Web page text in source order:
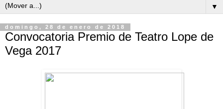
▼
domingo, 28 de enero de 2018
Convocatoria Premio de Teatro Lope de
Vega 2017